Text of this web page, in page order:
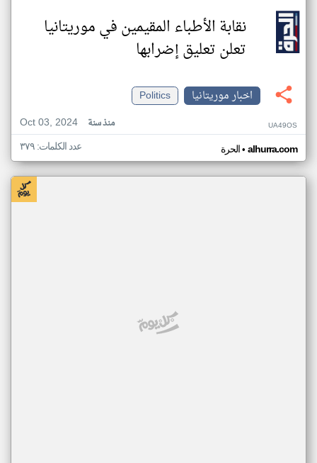
نقابة الأطباء المقيمين في موريتانيا
تعلن تعليق إضرابها
اخبار موريتانيا
Politics
Oct 03, 2024
منذ سنة UA49OS
الحرة• alhurra.com عدد الكلمات: ٣٧٩